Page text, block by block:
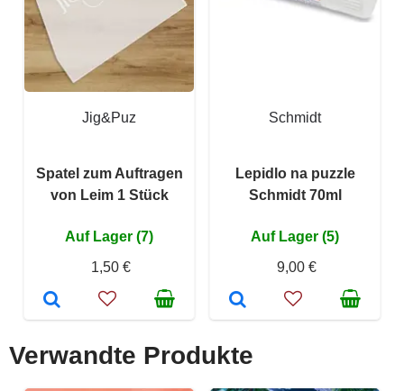
Jig&Puz
Spatel zum Auftragen
von Leim 1 Stück
Auf Lager (7)
1,50 €
Schmidt
Lepidlo na puzzle
Schmidt 70ml
Auf Lager (5)
9,00 €
Verwandte Produkte